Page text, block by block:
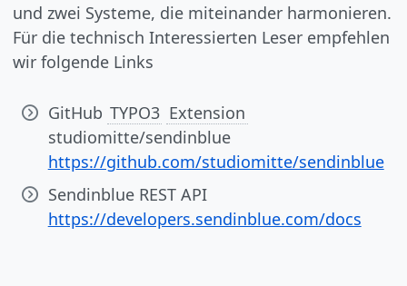
und zwei Systeme, die miteinander harmonieren.
Für die technisch Interessierten Leser empfehlen
wir folgende Links
GitHub TYPO3 Extension
studiomitte/sendinblue
https://github.com/studiomitte/sendinblue
Sendinblue REST API
https://developers.sendinblue.com/docs